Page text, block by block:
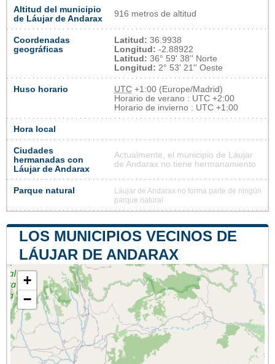
Altitud del municipio
de Láujar de Andarax
916 metros de altitud
Coordenadas
geográficas
Latitud: 36.9938
Longitud: -2.88922
Latitud: 36° 59' 38'' Norte
Longitud: 2° 53' 21'' Oeste
Huso horario UTC +1:00 (Europe/Madrid)
Horario de verano : UTC +2:00
Horario de invierno : UTC +1:00
Hora local
Ciudades
hermanadas con
Láujar de Andarax
Actualmente, el municipio de Láujar
de Andarax no tiene hermanamiento
Parque natural
Láujar de Andarax no forma parte de ningún
parque natural
LOS MUNICIPIOS VECINOS DE
LÁUJAR DE ANDARAX
+
−